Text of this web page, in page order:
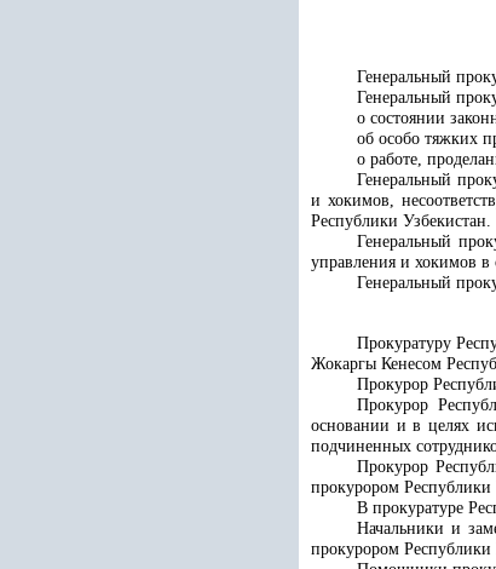
Генеральный
Генеральный
о состоянии
об особо тяжких
о работе,
Генеральный
и хокимов,
Республики Узбекистан.
Генеральный
управления и хокимов в
Генеральный
Прокуратуру
Жокаргы Кенесом
Прокурор
Прокурор
основании и в целях
подчиненных
Прокурор
прокурором Республики
В прокуратуре
Начальники и
прокурором Республики